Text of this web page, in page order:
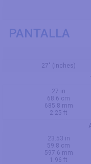
PANTALLA
27" (inches)
27 in
68.6 cm
685.8 mm
2.25 ft
23.53 in
59.8 cm
597.6 mm
1.96 ft